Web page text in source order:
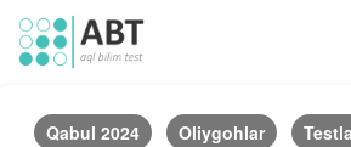
Qabul 2024 Oliygohlar